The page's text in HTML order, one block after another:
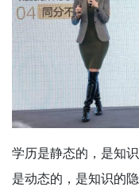
学历是静态的，是知
是动态的，是知识的